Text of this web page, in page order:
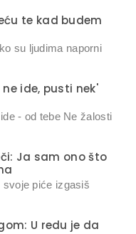
te kad budem
su ljudima naporni
ide, pusti nek'
- od tebe Ne žalosti
Ja sam ono što
svoje piće izgasiš
U redu je da